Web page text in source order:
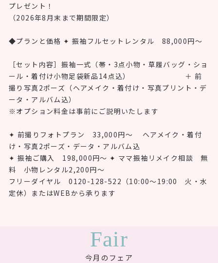
プレゼント！
（2026年8月末まで期間限定）
◆プランと価格 ✦ 振袖フルセットレンタル 88,000円〜
［セット内容］振袖一式（帯・3点小物・草履バッグ・ショ
ール・着付け小物足袋新品14点込） ＋ 前
撮り写真2ポーズ（ヘアメイク・着付け・写真プリント・デ
ータ・アルバム込）
※オプション料金は事前にご説明いたします
✦ 前撮りフォトプラン 33,000円〜 ヘアメイク・着付
け・写真2ポーズ・データ・アルバム込
✦ 振袖ご購入 198,000円〜 ✦ ママ振袖リメイク相談 無
料 小物レンタル2,200円〜
フリーダイヤル 0120-128-522（10:00〜19:00 火・水
定休）またはWEBから承ります
Fair
今月のフェア